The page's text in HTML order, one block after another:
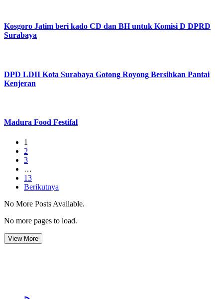
Kosgoro Jatim beri kado CD dan BH untuk Komisi D DPRD
Surabaya
DPD LDII Kota Surabaya Gotong Royong Bersihkan Pantai
Kenjeran
Madura Food Festifal
1
2
3
…
13
Berikutnya
No More Posts Available.
No more pages to load.
View More